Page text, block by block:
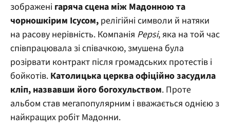
зображені гаряча сцена між Мадонною та
чорношкірим Ісусом, релігійні символи й натяки
на расову нерівність. Компанія Pepsi, яка на той час
співпрацювала зі співачкою, змушена була
розірвати контракт після громадських протестів і
бойкотів. Католицька церква офіційно засудила
кліп, назвавши його богохульством. Проте
альбом став мегапопулярним і вважається однією з
найкращих робіт Мадонни.